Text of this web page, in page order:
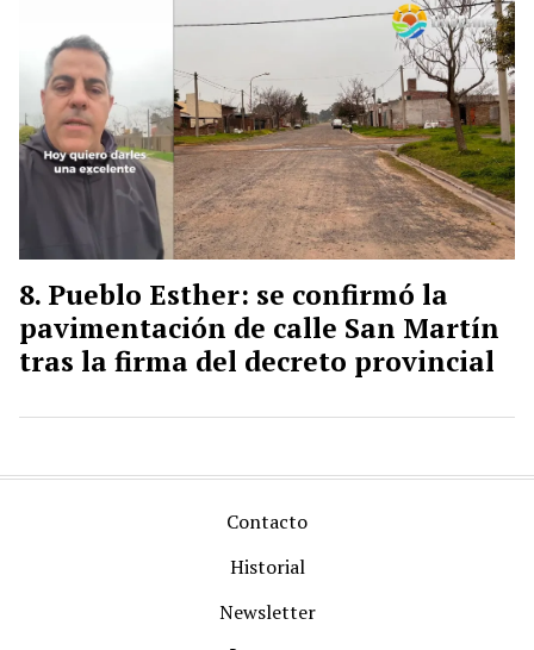
Pueblo Esther: se confirmó la
pavimentación de calle San Martín
tras la firma del decreto provincial
Contacto
Historial
Newsletter